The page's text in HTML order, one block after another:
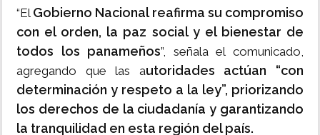
“El Gobierno Nacional reafirma su compromiso
con el orden, la paz social y el bienestar de
todos los panameños”, señala el comunicado,
agregando que las autoridades actúan “con
determinación y respeto a la ley”, priorizando
los derechos de la ciudadanía y garantizando
la tranquilidad en esta región del país.